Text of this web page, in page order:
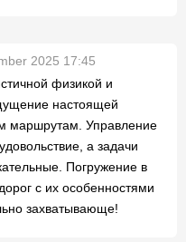
2025 17:45
физикой и
настоящей
маршрутам. Управление
а задачи
Погружение в
с их особенностями
захватывающе!